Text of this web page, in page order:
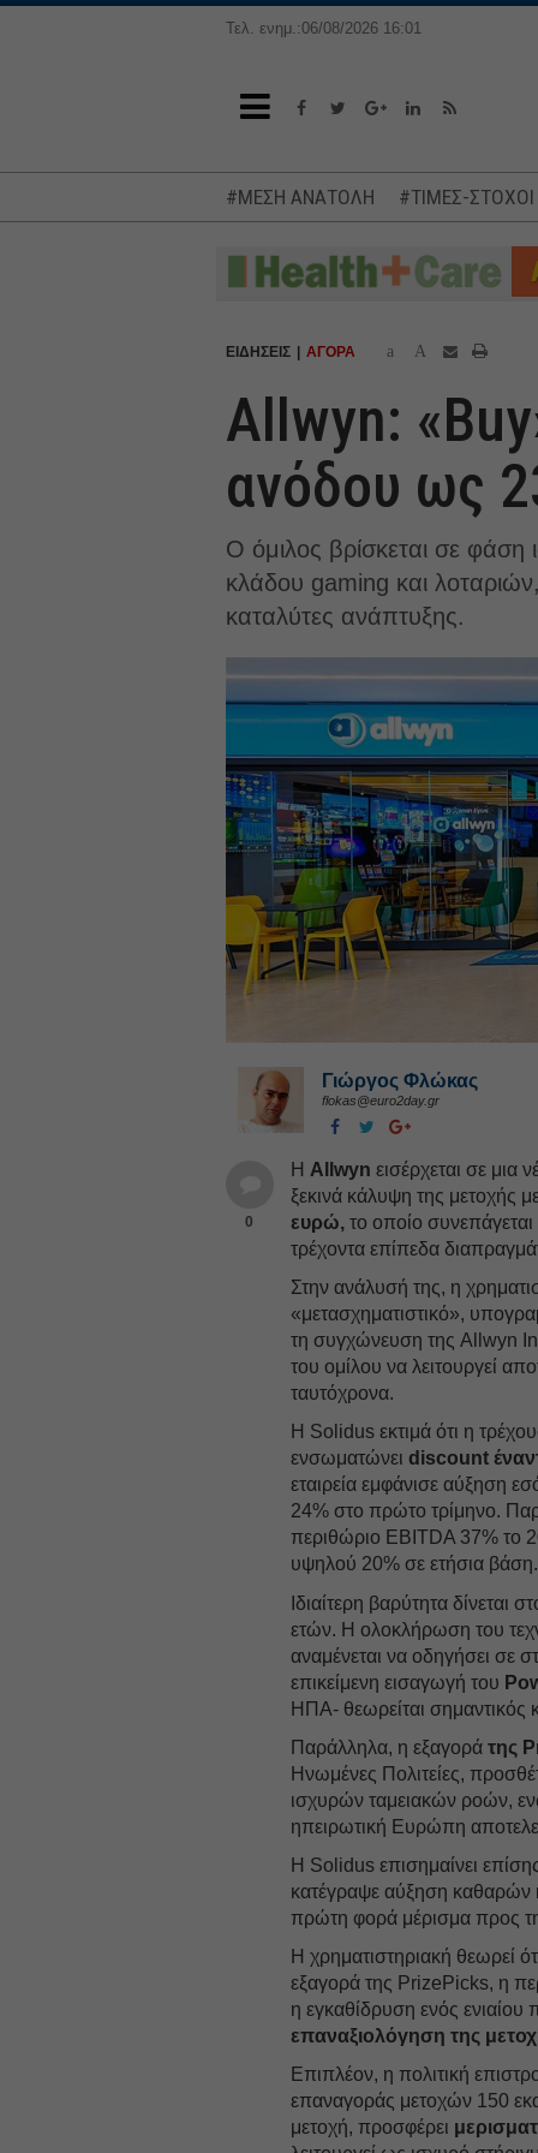
Τελ. ενημ.:06/08/2026 16:01
#ΜΕΣΗ ΑΝΑΤΟΛΗ #ΤΙΜΕΣ-
ΕΙΔΗΣΕΙΣ ΑΓΟΡΑ a A
Allwyn:
ανόδου ως
Ο όμιλος βρίσκεται σε φάση
κλάδου gaming και
καταλύτες ανάπτυξης.
Γιώργος Φλώκας
flokas@euro2day.gr
0
Η Allwyn εισέρχεται σε μια
ξεκινά κάλυψη της μετοχής
ευρώ, το οποίο
τρέχοντα επίπεδα
Στην ανάλυσή της, η
«μετασχηματιστικό»,
τη συγχώνευση της Allwyn
του ομίλου να λειτουργεί
ταυτόχρονα.
Η Solidus εκτιμά ότι η
ενσωματώνειdiscount
εταιρεία εμφάνισε αύξηση
24% στο πρώτο τρίμηνο.
περιθώριο EBITDA 37% το
υψηλού 20% σε ετήσια βάση.
Ιδιαίτερη βαρύτητα
ετών. Η ολοκλήρωση του
αναμένεται να οδηγήσει σε
επικείμενη εισαγωγή του
ΗΠΑ- θεωρείται σημαντικός
Παράλληλα, η εξαγοράτης
Ηνωμένες Πολιτείες,
ισχυρών ταμειακών ροών,
ηπειρωτική Ευρώπη
Η Solidus επισημαίνει
κατέγραψε αύξηση καθαρών
πρώτη φορά μέρισμα προς
Η χρηματιστηριακή θεωρεί
εξαγορά της PrizePicks, η
η εγκαθίδρυση ενός
επαναξιολόγηση της
Επιπλέον, η πολιτική
επαναγοράς μετοχών 150
μετοχή, προσφέρει